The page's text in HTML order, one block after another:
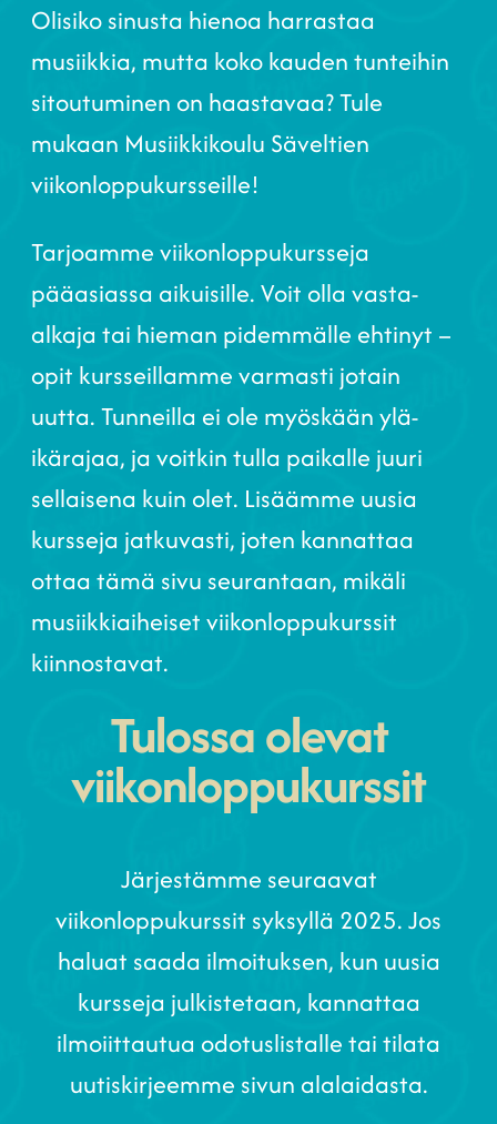
Olisiko sinusta hienoa harrastaa
musiikkia, mutta koko kauden tunteihin
sitoutuminen on haastavaa? Tule
mukaan Musiikkikoulu Säveltien
viikonloppukursseille!
Tarjoamme viikonloppukursseja
pääasiassa aikuisille. Voit olla vasta-
alkaja tai hieman pidemmälle ehtinyt –
opit kursseillamme varmasti jotain
uutta. Tunneilla ei ole myöskään ylä-
ikärajaa, ja voitkin tulla paikalle juuri
sellaisena kuin olet. Lisäämme uusia
kursseja jatkuvasti, joten kannattaa
ottaa tämä sivu seurantaan, mikäli
musiikkiaiheiset viikonloppukurssit
kiinnostavat.
Tulossa olevat
viikonloppu­kurssit
Järjestämme seuraavat
viikonloppukurssit syksyllä 2025. Jos
haluat saada ilmoituksen, kun uusia
kursseja julkistetaan, kannattaa
ilmoiittautua odotuslistalle tai tilata
uutiskirjeemme sivun alalaidasta.